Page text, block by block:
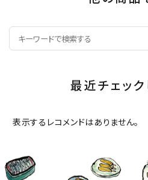
最近チェッ
表示するレコメンドはありません。